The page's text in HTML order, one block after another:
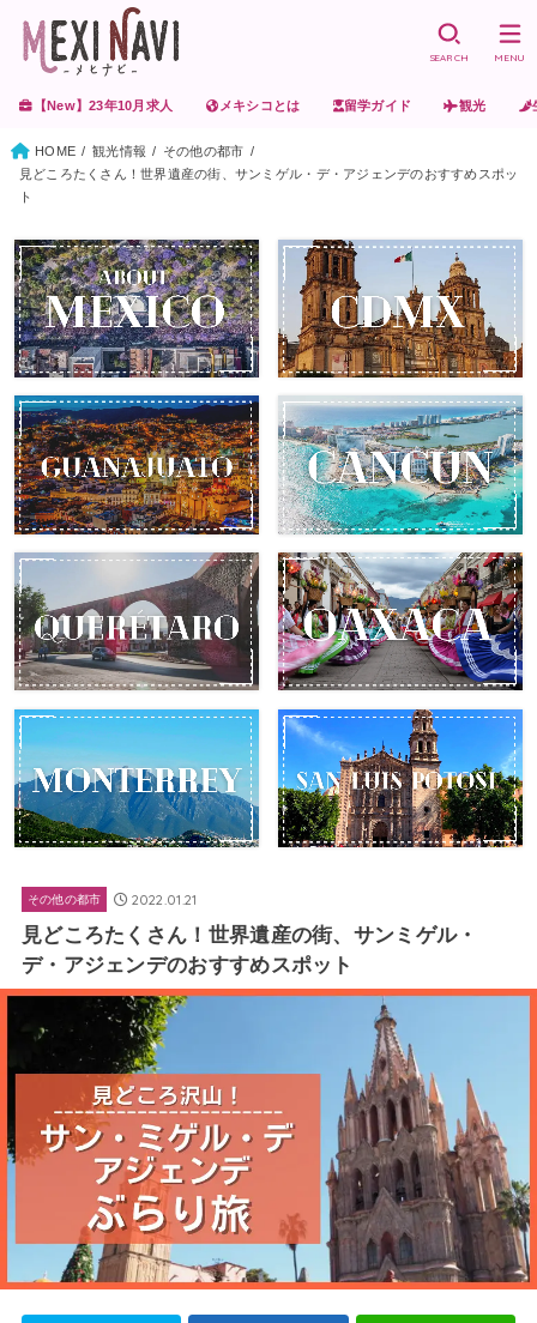
【New】23年10月求人 メキシコとは 留学ガイド 観光
SEARCH MENU
HOME 観光情報
その他の都市
見どころたくさん！世界遺産の街、サンミゲル・デ・アジェンデのおすすめスポッ
ト
その他の都市 2022.01.21
見どころたくさん！世界遺産の街、サンミゲル・
デ・アジェンデのおすすめスポット